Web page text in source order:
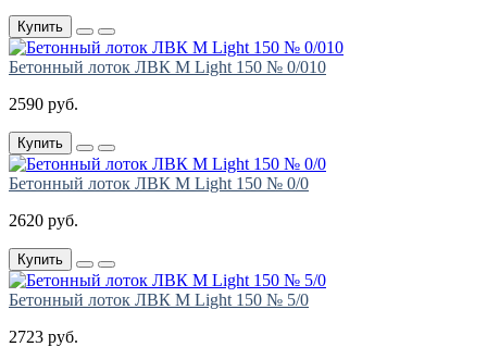
Купить
Бетонный лоток ЛВК М Light 150 № 0/010
2590 руб.
Купить
Бетонный лоток ЛВК М Light 150 № 0/0
2620 руб.
Купить
Бетонный лоток ЛВК М Light 150 № 5/0
2723 руб.